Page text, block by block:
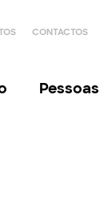
CONTACTOS
Pessoas